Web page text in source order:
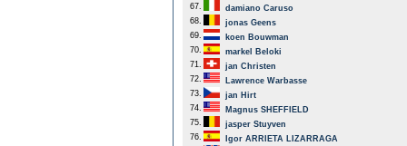
67.
damiano Caruso
68.
jonas Geens
69.
koen Bouwman
70.
markel Beloki
71.
jan Christen
72.
Lawrence Warbasse
73.
jan Hirt
74.
Magnus SHEFFIELD
75.
jasper Stuyven
76.
Igor ARRIETA LIZARRAGA